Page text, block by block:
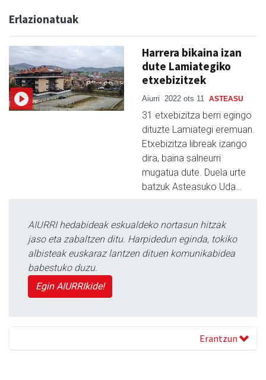
Erlazionatuak
Harrera bikaina izan
dute Lamiategiko
etxebizitzek
Aiurri 2022 ots 11 ASTEASU
31 etxebizitza berri egingo
dituzte Lamiategi eremuan.
Etxebizitza libreak izango
dira, baina salneurri
mugatua dute. Duela urte
batzuk Asteasuko Uda…
AIURRI hedabideak eskualdeko nortasun hitzak
jaso eta zabaltzen ditu. Harpidedun eginda, tokiko
albisteak euskaraz lantzen dituen komunikabidea
babestuko duzu.
Egin AIURRIkide!
Erantzun